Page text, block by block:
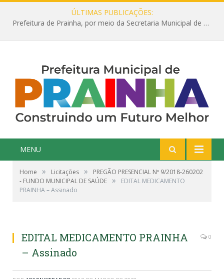
ÚLTIMAS PUBLICAÇÕES:
Prefeitura de Prainha, por meio da Secretaria Municipal de Educação, abre 354 vagas na área da Educação para 2025 com processo seletivo simplificado
MENU
Home » Licitações »
PREGÃO PRESENCIAL Nº 9/2018-260202
- FUNDO MUNICIPAL DE SAÚDE »
EDITAL MEDICAMENTO
PRAINHA – Assinado
EDITAL MEDICAMENTO PRAINHA
– Assinado
0